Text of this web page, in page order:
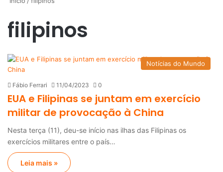
filipinos
Notícias do Mundo
Fábio Ferrari 11/04/2023 0
EUA e Filipinas se juntam em exercício
militar de provocação à China
Nesta terça (11), deu-se início nas ilhas das Filipinas os
exercícios militares entre o país…
Leia mais »